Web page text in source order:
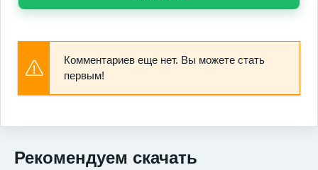
Комментариев еще нет. Вы можете стать
первым!
Рекомендуем скачать